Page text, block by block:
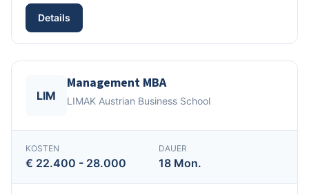
Details
LIM
Management MBA
LIMAK Austrian Business School
KOSTEN
€ 22.400 - 28.000
DAUER
18 Mon.